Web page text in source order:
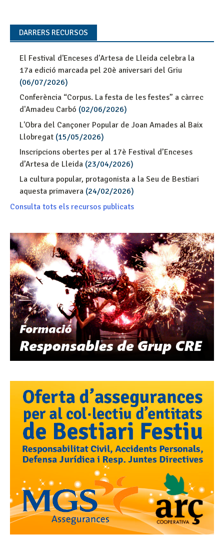
DARRERS RECURSOS
El Festival d'Enceses d'Artesa de Lleida celebra la
17a edició marcada pel 20è aniversari del Griu
(06/07/2026)
Conferència “Corpus. La festa de les festes” a càrrec
d'Amadeu Carbó (02/06/2026)
L'Obra del Cançoner Popular de Joan Amades al Baix
Llobregat (15/05/2026)
Inscripcions obertes per al 17è Festival d’Enceses
d’Artesa de Lleida (23/04/2026)
La cultura popular, protagonista a la Seu de Bestiari
aquesta primavera (24/02/2026)
Consulta tots els recursos publicats